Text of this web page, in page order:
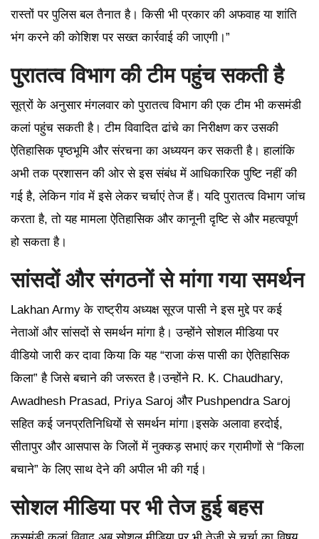
रास्तों पर पुलिस बल तैनात है। किसी भी प्रकार की अफवाह या शांति
भंग करने की कोशिश पर सख्त कार्रवाई की जाएगी।”
पुरातत्व विभाग की टीम पहुंच सकती है
सूत्रों के अनुसार मंगलवार को पुरातत्व विभाग की एक टीम भी कसमंडी
कलां पहुंच सकती है। टीम विवादित ढांचे का निरीक्षण कर उसकी
ऐतिहासिक पृष्ठभूमि और संरचना का अध्ययन कर सकती है। हालांकि
अभी तक प्रशासन की ओर से इस संबंध में आधिकारिक पुष्टि नहीं की
गई है, लेकिन गांव में इसे लेकर चर्चाएं तेज हैं। यदि पुरातत्व विभाग जांच
करता है, तो यह मामला ऐतिहासिक और कानूनी दृष्टि से और महत्वपूर्ण
हो सकता है।
सांसदों और संगठनों से मांगा गया समर्थन
Lakhan Army के राष्ट्रीय अध्यक्ष सूरज पासी ने इस मुद्दे पर कई
नेताओं और सांसदों से समर्थन मांगा है। उन्होंने सोशल मीडिया पर
वीडियो जारी कर दावा किया कि यह “राजा कंस पासी का ऐतिहासिक
किला” है जिसे बचाने की जरूरत है।उन्होंने R. K. Chaudhary,
Awadhesh Prasad, Priya Saroj और Pushpendra Saroj
सहित कई जनप्रतिनिधियों से समर्थन मांगा।इसके अलावा हरदोई,
सीतापुर और आसपास के जिलों में नुक्कड़ सभाएं कर ग्रामीणों से “किला
बचाने” के लिए साथ देने की अपील भी की गई।
सोशल मीडिया पर भी तेज हुई बहस